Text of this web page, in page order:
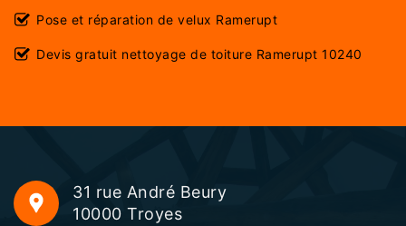
Pose et réparation de velux Ramerupt
Devis gratuit nettoyage de toiture Ramerupt 10240
31 rue André Beury
10000 Troyes